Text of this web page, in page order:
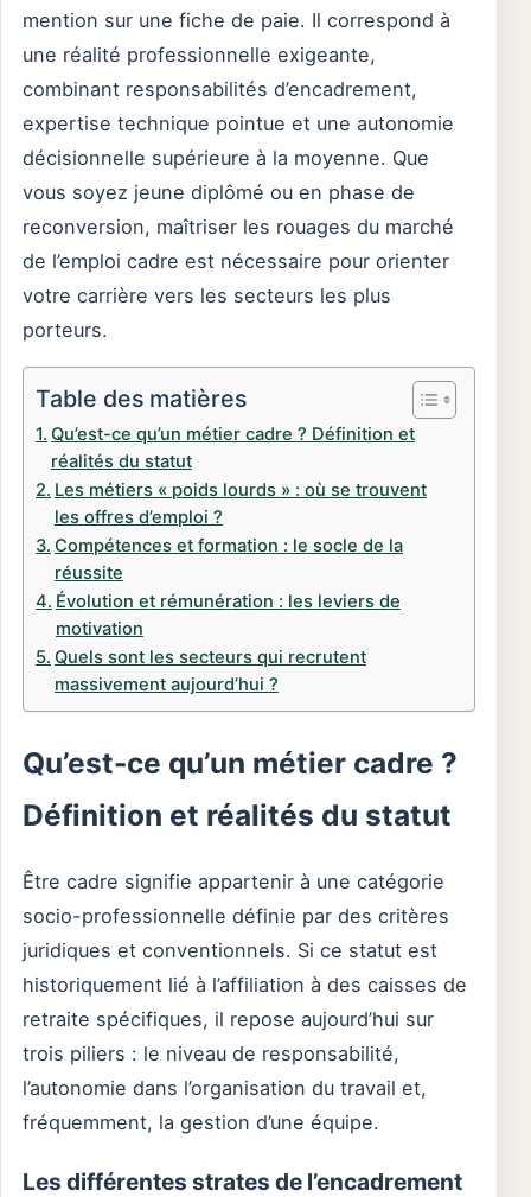
mention sur une fiche de paie. Il correspond à
une réalité professionnelle exigeante,
combinant responsabilités d’encadrement,
expertise technique pointue et une autonomie
décisionnelle supérieure à la moyenne. Que
vous soyez jeune diplômé ou en phase de
reconversion, maîtriser les rouages du marché
de l’emploi cadre est nécessaire pour orienter
votre carrière vers les secteurs les plus
porteurs.
Table des matières
Qu’est-ce qu’un métier cadre ? Définition et
réalités du statut
Les métiers « poids lourds » : où se trouvent
les offres d’emploi ?
Compétences et formation : le socle de la
réussite
Évolution et rémunération : les leviers de
motivation
Quels sont les secteurs qui recrutent
massivement aujourd’hui ?
Qu’est-ce qu’un métier cadre ?
Définition et réalités du statut
Être cadre signifie appartenir à une catégorie
socio-professionnelle définie par des critères
juridiques et conventionnels. Si ce statut est
historiquement lié à l’affiliation à des caisses de
retraite spécifiques, il repose aujourd’hui sur
trois piliers : le niveau de responsabilité,
l’autonomie dans l’organisation du travail et,
fréquemment, la gestion d’une équipe.
Les différentes strates de l’encadrement